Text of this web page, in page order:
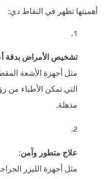
أهميتها تظهر في النقاط دي:
تشخيص الأمراض بدقة
مثل أجهزة الأشعة
التي تمكن الأطباء من
مذهلة.
علاج متطور وآمن:
مثل أجهزة الليزر